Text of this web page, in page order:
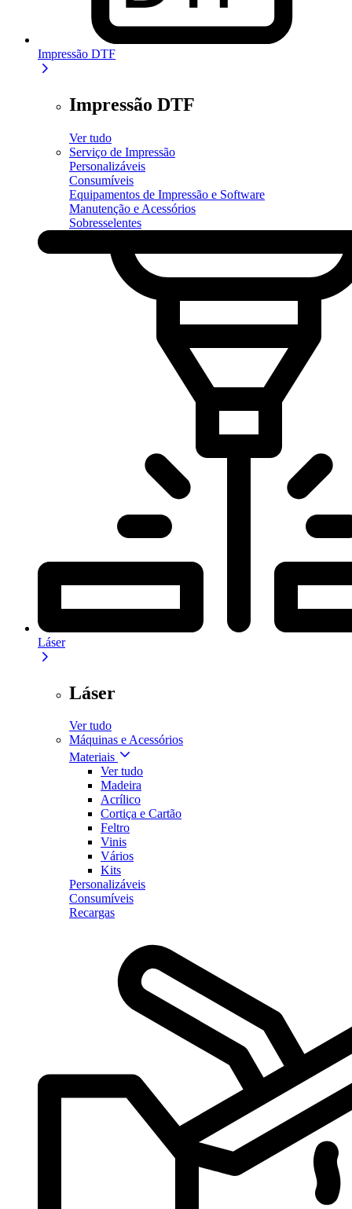
Impressão DTF
Impressão DTF
Ver tudo
Serviço de Impressão
Personalizáveis
Consumíveis
Equipamentos de Impressão e Software
Manutenção e Acessórios
Sobresselentes
Láser
Láser
Ver tudo
Máquinas e Acessórios
Materiais
Ver tudo
Madeira
Acrílico
Cortiça e Cartão
Feltro
Vinis
Vários
Kits
Personalizáveis
Consumíveis
Recargas